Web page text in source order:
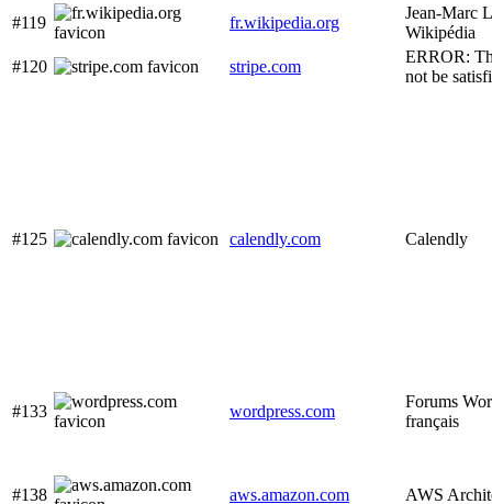
#119
fr.wikipedia.org
Jean-Marc
Wikipédia
#120
stripe.com
ERROR:
not be
#125 calendly.com Calendly
#133 wordpress.com
Forums
français
#138 aws.amazon.com AWS